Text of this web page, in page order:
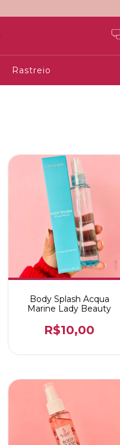
Rastreio
Body Splash Acqua
Marine Lady Beauty
R$10,00